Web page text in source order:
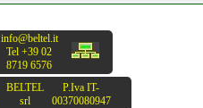
info@beltel.it
Tel +39 02
8719 6576
BELTEL
srl
P.Iva IT-
00370080947